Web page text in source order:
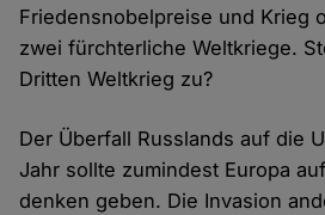
Friedensnobelpreise und Krieg
zwei fürchterliche Weltkriege.
Dritten Weltkrieg zu?
Der Überfall Russlands auf die
Jahr sollte zumindest Europa
denken geben. Die Invasion